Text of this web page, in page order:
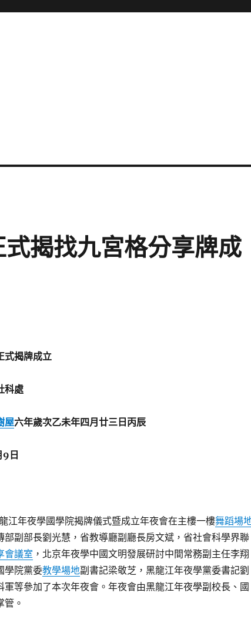
揭找九宮格分享牌成
式揭牌成立
科處
屋六年歲次乙未年四月廿三日丙辰
日
江年夜學國學院揭牌儀式暨成立年夜會在主樓一樓舞蹈場
部副部長劉光慧，省教導廳副廳長房文斌，省社會科學界聯
會議室 ，北京年夜學中國文明發展研討中間常務副主任李翔
學院黨委教學場地副書記梁敬芝，黑龍江年夜學黨委書記劉
軍等參加了本次年夜會。年夜會由黑龍江年夜學副校長、國
管。